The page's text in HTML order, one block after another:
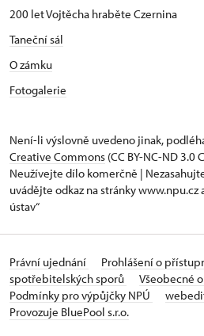
200 let Vojtěcha hraběte Czernina
Taneční sál
O zámku
Fotogalerie
Není-li výslovně uvedeno jinak,
Creative Commons (CC BY-NC-ND 3.0
Neužívejte dílo komerčně |
uvádějte odkaz na stránky www.npu.cz
ústav“
Právní ujednání Prohlášení o
spotřebitelských sporů
Všeobecné
Podmínky pro výpůjčky NPÚ
Provozuje BluePool s.r.o.